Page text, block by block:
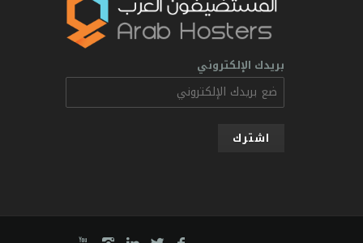
بريدك الإلكتروني